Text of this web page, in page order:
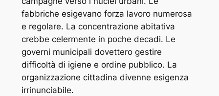
fabbriche esigevano forza lavoro numerosa
e regolare. La concentrazione abitativa
crebbe celermente in poche decadi. Le
governi municipali dovettero gestire
difficoltà di igiene e ordine pubblico. La
organizzazione cittadina divenne esigenza
irrinunciabile.